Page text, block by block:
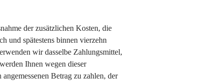
der zusätzlichen Kosten, die
und spätestens binnen vierzehn
wir dasselbe Zahlungsmittel,
Ihnen wegen dieser
Betrag zu zahlen, der